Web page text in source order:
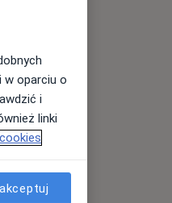
Wt,
11 Sie
w oparciu o
i
linki